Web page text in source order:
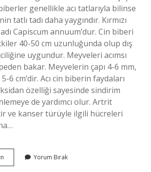
biberler genellikle acı tatlarıyla bilinse
tatlı tadı daha yaygındır. Kırmızı
Capiscum annuum’dur. Cin biberi
40-50 cm uzunluğunda olup dış
uygundur. Meyveleri acımsı
bakar. Meyvelerin çapı 4-6 mm,
6 cm’dir. Acı cin biberin faydaları
özelliği sayesinde sindirim
de yardımcı olur. Artrit
ve kanser türüyle ilgili hücreleri
Biberi
Yorum Bırak